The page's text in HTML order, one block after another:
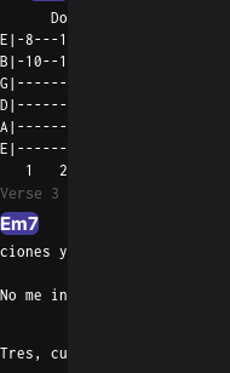
      Dos, tres can
E|-8---108---7-8---
B|-10--1210--8-10--
1   2   3   4   5   6
Verse 3
Em7
ciones y no para de bailar
No me interesa mientras
Tres, cuatro tragos y la